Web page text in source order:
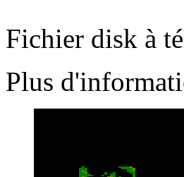
Fichier disk à
Plus